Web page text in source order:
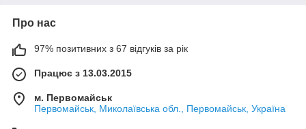
Про нас
97% позитивних з 67 відгуків за рік
Працює з 13.03.2015
м. Первомайськ
Первомайськ, Миколаївська обл., Первомайськ, Україна